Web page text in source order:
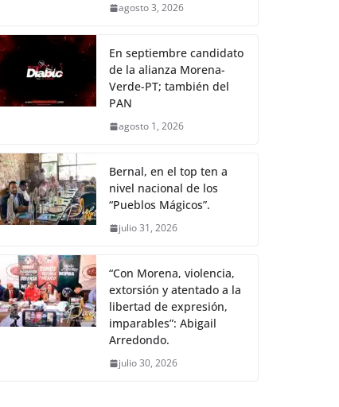
agosto 3, 2026
En septiembre candidato
de la alianza Morena-
Verde-PT; también del
PAN
agosto 1, 2026
Bernal, en el top ten a
nivel nacional de los
“Pueblos Mágicos”.
julio 31, 2026
“Con Morena, violencia,
extorsión y atentado a la
libertad de expresión,
imparables”: Abigail
Arredondo.
julio 30, 2026